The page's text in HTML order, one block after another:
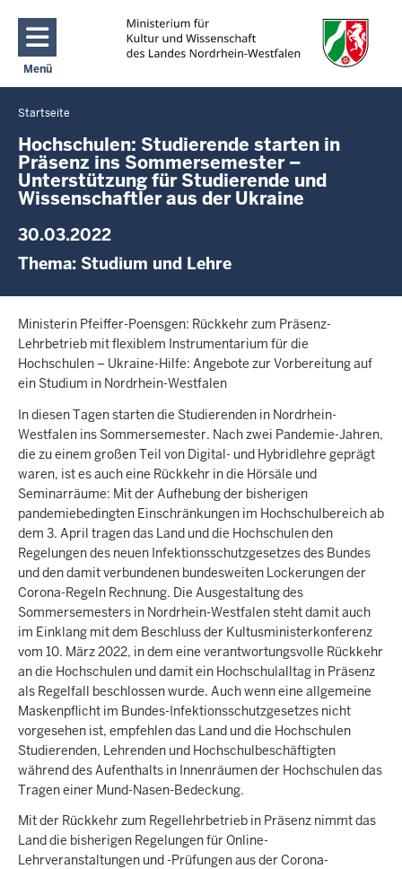
Direkt zum Inhalt
Menü
Navigation aktivieren/deaktivieren: Main Menu
Sie
befinden
sich
hier
Startseite
Hochschulen: Studierende starten in
Präsenz ins Sommersemester –
Unterstützung für Studierende und
Wissenschaftler aus der Ukraine
30.03.2022
Thema: Studium und Lehre
Ministerin Pfeiffer-Poensgen: Rückkehr zum Präsenz-
Lehrbetrieb mit flexiblem Instrumentarium für die
Hochschulen – Ukraine-Hilfe: Angebote zur Vorbereitung auf
ein Studium in Nordrhein-Westfalen
In diesen Tagen starten die Studierenden in Nordrhein-
Westfalen ins Sommersemester. Nach zwei Pandemie-Jahren,
die zu einem großen Teil von Digital- und Hybridlehre geprägt
waren, ist es auch eine Rückkehr in die Hörsäle und
Seminarräume: Mit der Aufhebung der bisherigen
pandemiebedingten Einschränkungen im Hochschulbereich ab
dem 3. April tragen das Land und die Hochschulen den
Regelungen des neuen Infektionsschutzgesetzes des Bundes
und den damit verbundenen bundesweiten Lockerungen der
Corona-Regeln Rechnung. Die Ausgestaltung des
Sommersemesters in Nordrhein-Westfalen steht damit auch
im Einklang mit dem Beschluss der Kultusministerkonferenz
vom 10. März 2022, in dem eine verantwortungsvolle Rückkehr
an die Hochschulen und damit ein Hochschulalltag in Präsenz
als Regelfall beschlossen wurde. Auch wenn eine allgemeine
Maskenpflicht im Bundes-Infektionsschutzgesetzes nicht
vorgesehen ist, empfehlen das Land und die Hochschulen
Studierenden, Lehrenden und Hochschulbeschäftigten
während des Aufenthalts in Innenräumen der Hochschulen das
Tragen einer Mund-Nasen-Bedeckung.
Mit der Rückkehr zum Regellehrbetrieb in Präsenz nimmt das
Land die bisherigen Regelungen für Online-
Lehrveranstaltungen und -Prüfungen aus der Corona-